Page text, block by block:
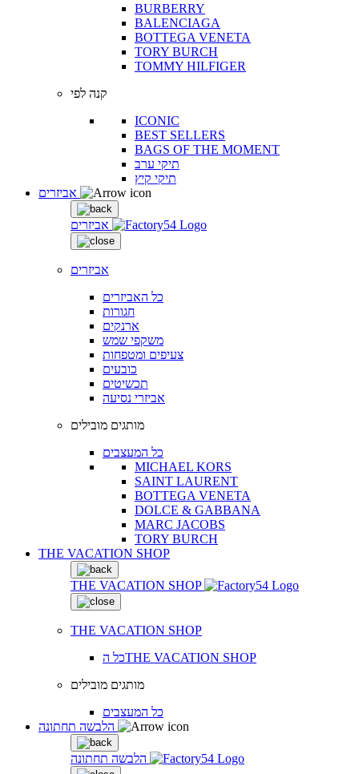
BURBERRY
BALENCIAGA
BOTTEGA VENETA
TORY BURCH
TOMMY HILFIGER
קנה לפי
ICONIC
BEST SELLERS
BAGS OF THE MOMENT
תיקי ערב
תיקי קיץ
אביזרים
אביזרים
כל האביזרים
חגורות
ארנקים
משקפי שמש
צעיפים ומטפחות
כובעים
תכשיטים
אביזרי נסיעה
מותגים מובילים
כל המעצבים
MICHAEL KORS
SAINT LAURENT
BOTTEGA VENETA
DOLCE & GABBANA
MARC JACOBS
TORY BURCH
THE VACATION SHOP
THE VACATION SHOP
THE VACATION SHOP
כל הTHE VACATION SHOP
מותגים מובילים
כל המעצבים
הלבשה תחתונה